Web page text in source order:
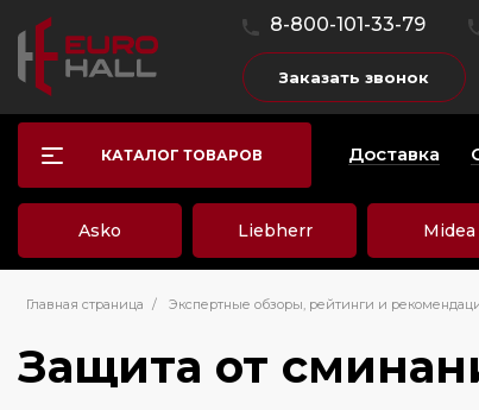
8-800-101-33-79
Заказать звонок
КАТАЛОГ ТОВАРОВ Доставка
Asko Liebherr Midea
Главная страница / Экспертные обзоры, рейтинги и
Защита от